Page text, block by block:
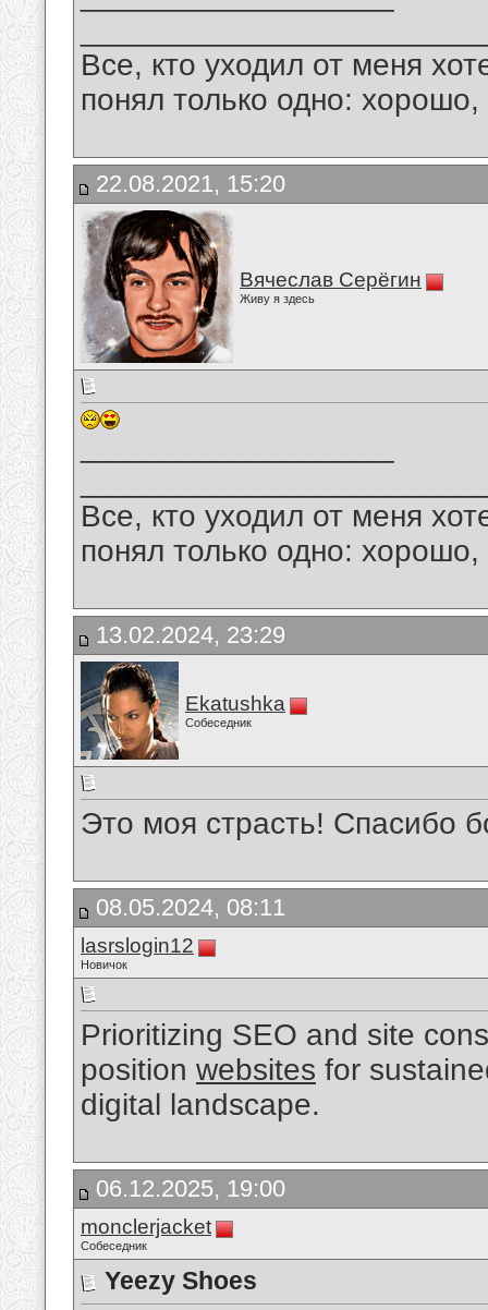
Все, кто уходил от меня
понял только одно:
22.08.2021, 15:20
Вячеслав Серёгин
Живу я здесь
Все, кто уходил от меня
понял только одно:
13.02.2024, 23:29
Ekatushka
Собеседник
Это моя страсть! Спасибо
08.05.2024, 08:11
lasrslogin12
Новичок
Prioritizing SEO and site
position websites for
digital landscape.
06.12.2025, 19:00
monclerjacket
Собеседник
Yeezy Shoes